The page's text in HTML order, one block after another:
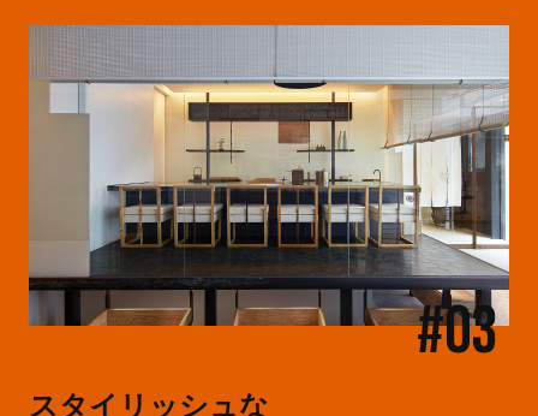
#03
スタイリッシュな